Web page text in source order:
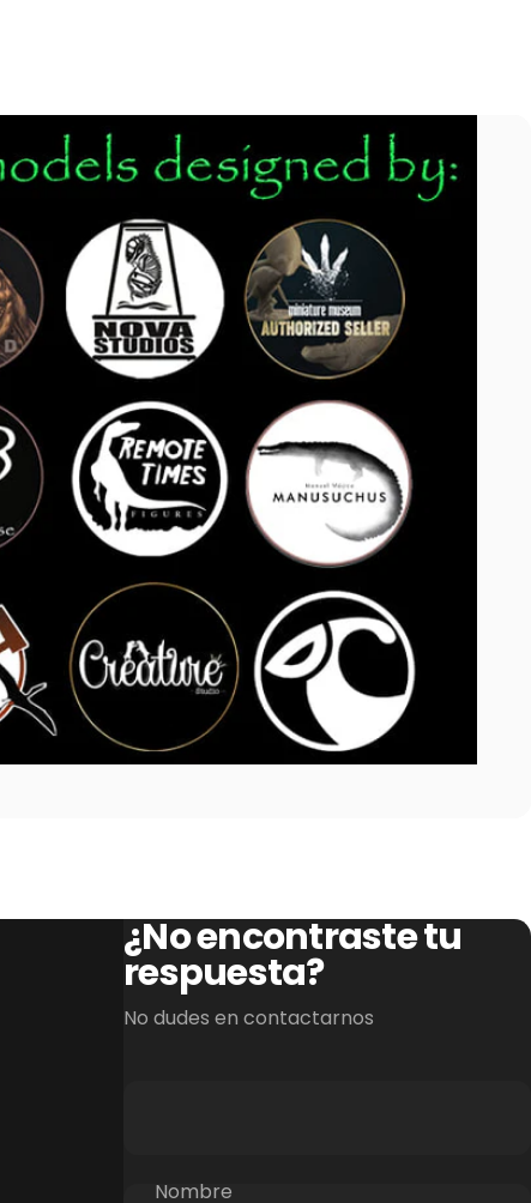
¿No encontraste tu
respuesta?
No dudes en contactarnos
Nombre